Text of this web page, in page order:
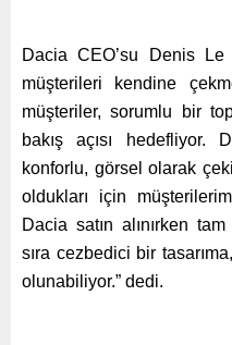
Dacia CEO’su Denis Le
müşterileri kendine
müşteriler, sorumlu bir
bakış açısı hedefliyor.
konforlu, görsel olarak
oldukları için
Dacia satın alınırken
sıra cezbedici bir
olunabiliyor.” dedi.